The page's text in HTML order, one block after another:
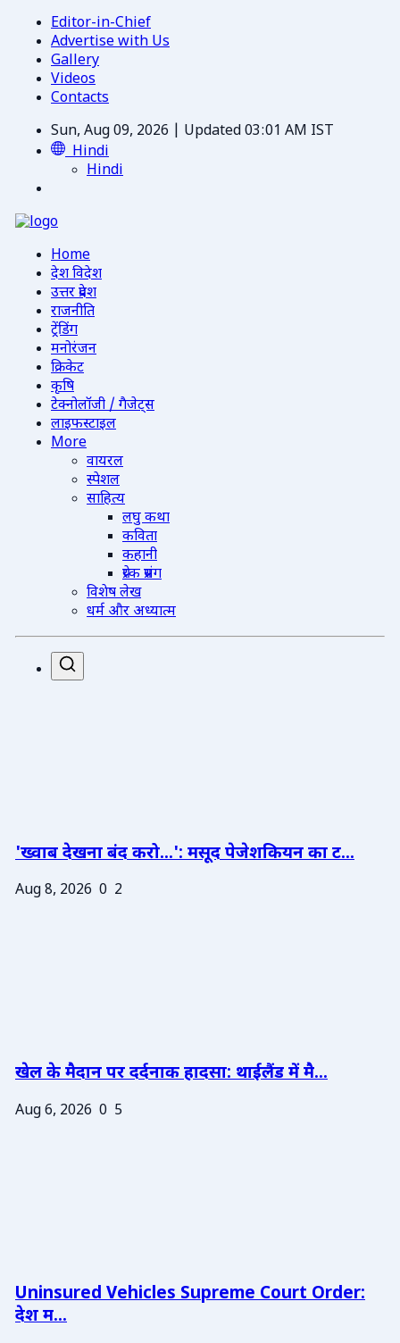
Editor-in-Chief
Advertise with Us
Gallery
Videos
Contacts
Sun, Aug 09, 2026 | Updated 03:01 AM IST
Hindi
Hindi
Home
देश विदेश
उत्तर प्रदेश
राजनीति
ट्रेंडिंग
मनोरंजन
क्रिकेट
कृषि
टेक्नोलॉजी / गैजेट्स
लाइफस्टाइल
More
वायरल
स्पेशल
साहित्य
लघु कथा
कविता
कहानी
प्रेरक प्रसंग
विशेष लेख
धर्म और अध्यात्म
'ख्वाब देखना बंद करो...': मसूद पेजेशकियन का ट...
Aug 8, 2026 0 2
खेल के मैदान पर दर्दनाक हादसा: थाईलैंड में मै...
Aug 6, 2026 0 5
Uninsured Vehicles Supreme Court Order:
देश म...